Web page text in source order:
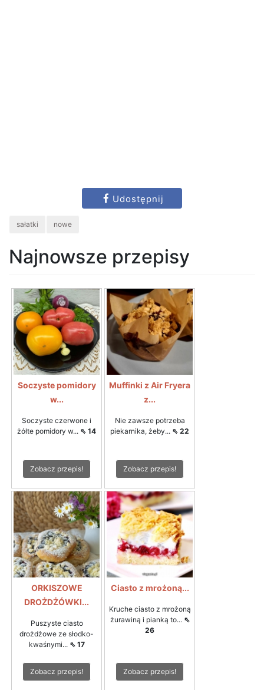
Udostępnij
sałatki nowe
Najnowsze przepisy
Soczyste pomidory
w...
Soczyste czerwone i
żółte pomidory w... ⇖ 14
Zobacz przepis!
Muffinki z Air Fryera
z...
Nie zawsze potrzeba
piekarnika, żeby... ⇖ 22
Zobacz przepis!
ORKISZOWE
DROŻDŻÓWKI...
Puszyste ciasto
drożdżowe ze słodko-
kwaśnymi... ⇖ 17
Zobacz przepis!
Ciasto z mrożoną...
Kruche ciasto z mrożoną
żurawiną i pianką to... ⇖
26
Zobacz przepis!